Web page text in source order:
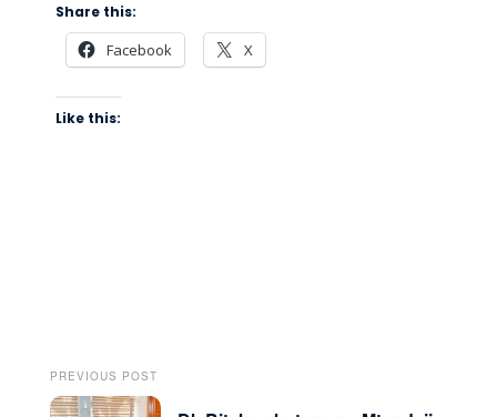
Share this:
Facebook X
Like this:
PREVIOUS POST